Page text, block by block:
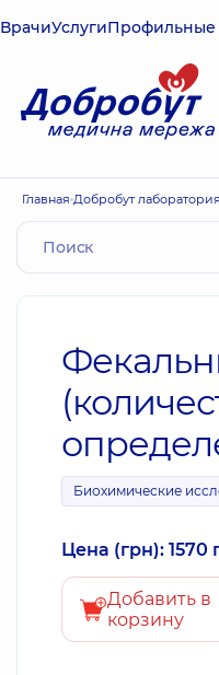
ВрачиУслугиПрофильные
Главная Добробут лаборатория
Биохимические
Цена (грн): 1570
Добавить в
корзину